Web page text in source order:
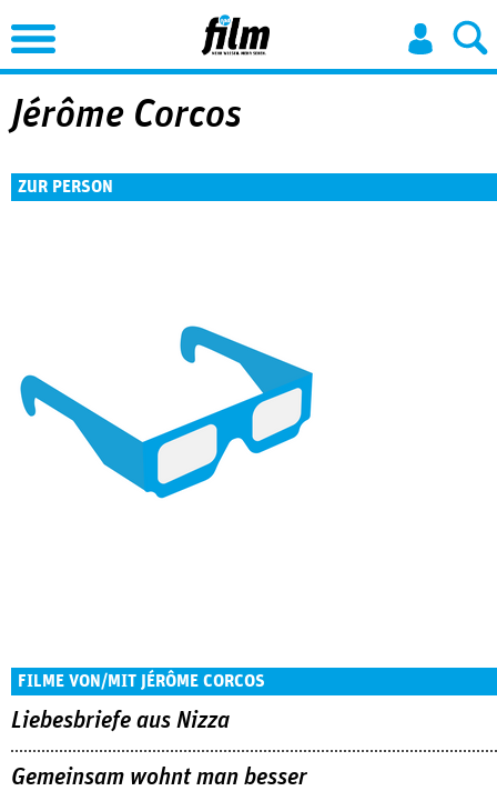
Jump to Navigation
Jérôme Corcos
ZUR PERSON
FILME VON/MIT JÉRÔME CORCOS
Liebesbriefe aus Nizza
Gemeinsam wohnt man besser